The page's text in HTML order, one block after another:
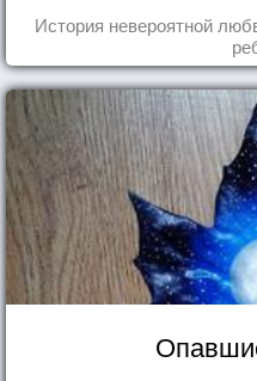
История невероятной